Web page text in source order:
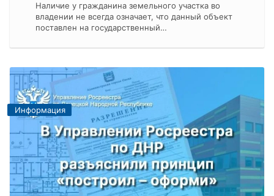
Наличие у гражданина земельного участка во
владении не всегда означает, что данный объект
поставлен на государственный…
Информация